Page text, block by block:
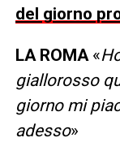
del giorno
LA ROMA «
giallorosso
giorno mi
adesso»